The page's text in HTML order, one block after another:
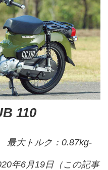
110
最大トルク：0.87kg-
年6月19日（この記事